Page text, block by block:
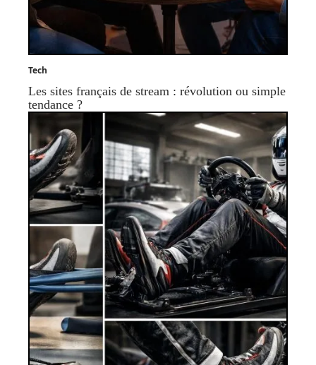
Tech
Les sites français de stream : révolution ou simple
tendance ?